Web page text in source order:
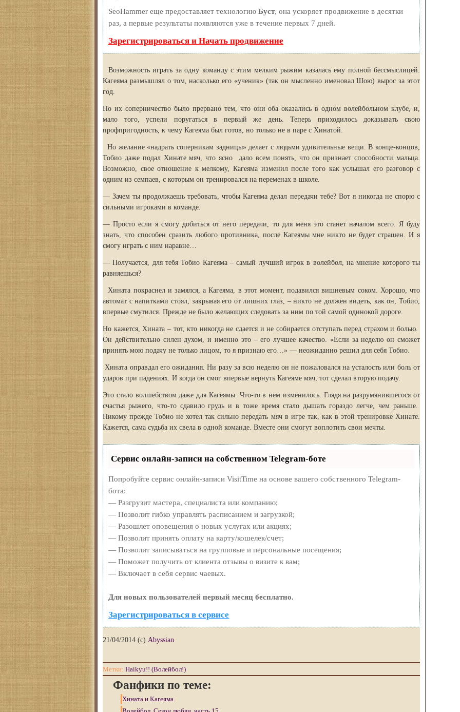
SeoHammer еще предоставляет технологию Буст, она ускоряет продвижение в десятки
раз, а первые результаты появляются уже в течение первых 7 дней.
Зарегистрироваться и Начать продвижение
Возможность играть за одну команду с этим мелким рыжим казалась ему полной бессмыслицей.
Кагеяма размышлял о том, насколько его «ученик» (так он мысленно именовал Шою) вырос за этот
год.
Но их соперничество было прервано тем, что они оба оказались в одном волейбольном клубе, и,
мало того, успели поругаться в первый же день. Теперь приходилось доказывать свою
профпригодность, к чему Кагеяма был готов, но только не в паре с Хинатой.
Но желание «надрать соперникам задницы» делает с людьми удивительные вещи. В конце-концов,
Тобио даже подал Хинате мяч, что ясно дало всем понять, что он признает способности мальца.
Возможно, свое отношение к мелкому, Кагеяма изменил после того как услышал его разговор с
одним из семпаев, с которым он тренировался на переменах в школе.
— Зачем ты продолжаешь требовать, чтобы Кагеяма делал передачи тебе? Вот я никогда не спорю с
сильными игроками в команде.
— Просто если я смогу добиться от него передачи, то для меня это станет началом всего. Я буду
знать, что способен сразить любого противника, после Кагеямы мне никто не будет страшен. И я
смогу играть с ним наравне…
— Получается, для тебя Тобио Кагеяма – самый лучший игрок в волейбол, на мнение которого ты
равняешься?
Хината покраснел и замялся, а Кагеяма, в этот момент, подавился вишневым соком. Хорошо, что
автомат с напитками стоял, закрывая его от лишних глаз, – никто не должен видеть, как он, Тобио,
впервые смутился. Прежде не было желающих следовать за ним по той самой одинокой дороге.
Но кажется, Хината – тот, кто никогда не сдается и не собирается отступать перед страхом и болью.
Он действительно силен духом, и именно это – его лучшее качество. «Если за неделю он сможет
принять мою подачу не только лицом, то я признаю его…» — неожиданно решил для себя Тобио.
Хината оправдал его ожидания. Ни разу за всю неделю он не пожаловался на усталость или боль от
ударов при падениях. И когда он смог впервые вернуть Кагеяме мяч, тот сделал вторую подачу.
Это стало волшебством даже для Кагеямы. Что-то в нем изменилось. Глядя на разрумянившегося от
счастья рыжего, что-то сдавило грудь и в тоже время стало дышать гораздо легче, чем раньше.
Никому прежде Тобио не хотел так сильно передать мяч в игре так, как в этой тренировке Хинате.
Кажется, сама судьба их свела в одной команде. Вместе они смогут воплотить свои мечты.
Сервис онлайн-записи на собственном Telegram-боте
Попробуйте сервис онлайн-записи VisitTime на основе вашего собственного Telegram-
бота:
— Разгрузит мастера, специалиста или компанию;
— Позволит гибко управлять расписанием и загрузкой;
— Разошлет оповещения о новых услугах или акциях;
— Позволит принять оплату на карту/кошелек/счет;
— Позволит записываться на групповые и персональные посещения;
— Поможет получить от клиента отзывы о визите к вам;
— Включает в себя сервис чаевых.
Для новых пользователей первый месяц бесплатно.
Зарегистрироваться в сервисе
21/04/2014 (с) Abyssian
Метки: Haikyu!! (Волейбол!)
Фанфики по теме:
Хината и Кагеяма